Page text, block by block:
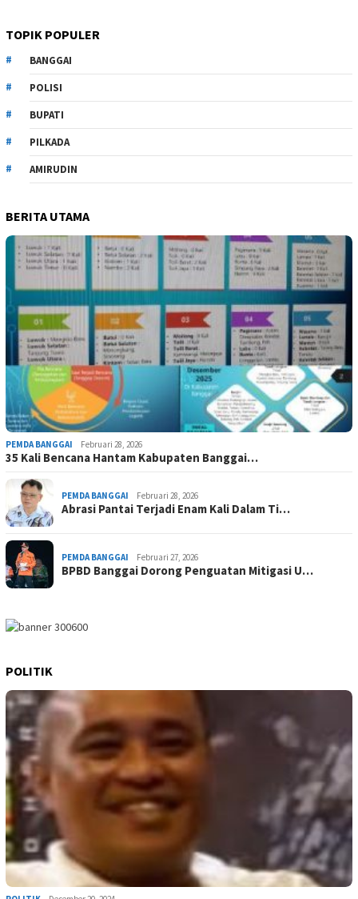
TOPIK POPULER
BANGGAI
POLISI
BUPATI
PILKADA
AMIRUDIN
BERITA UTAMA
PEMDA BANGGAI Februari 28, 2026
35 Kali Bencana Hantam Kabupaten Banggai…
PEMDA BANGGAI Februari 28, 2026
Abrasi Pantai Terjadi Enam Kali Dalam Ti…
PEMDA BANGGAI Februari 27, 2026
BPBD Banggai Dorong Penguatan Mitigasi U…
POLITIK